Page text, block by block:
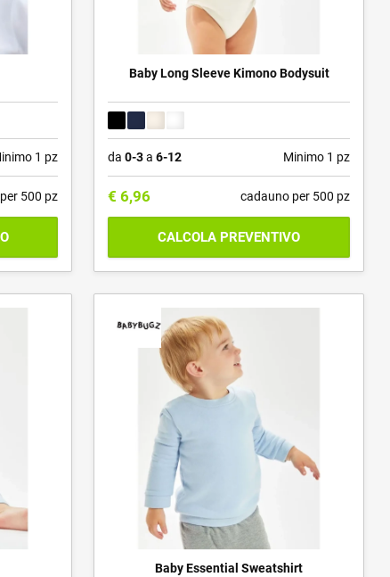
1 pz
500 pz
Baby Long Sleeve Kimono Bodysuit
da0-3a6-12 Minimo 1 pz
€ 6,96 cadauno per 500 pz
CALCOLA PREVENTIVO
Baby Essential Sweatshirt